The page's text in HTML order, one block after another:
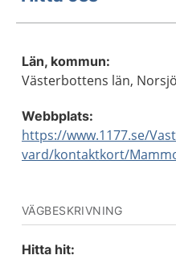
Län, kommun:
Västerbottens län, Norsjö
Webbplats:
https://www.1177.se/
vard/kontaktkort/
VÄGBESKRIVNING
Hitta hit: